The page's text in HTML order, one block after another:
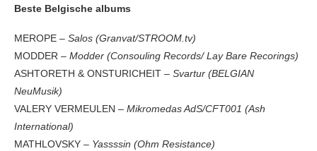
Beste Belgische albums
MEROPE – Salos (Granvat/STROOM.tv)
MODDER – Modder (Consouling Records/ Lay Bare Recorings)
ASHTORETH & ONSTURICHEIT – Svartur (BELGIAN
NeuMusik)
VALERY VERMEULEN – Mikromedas AdS/CFT001 (Ash
International)
MATHLOVSKY – Yassssin (Ohm Resistance)